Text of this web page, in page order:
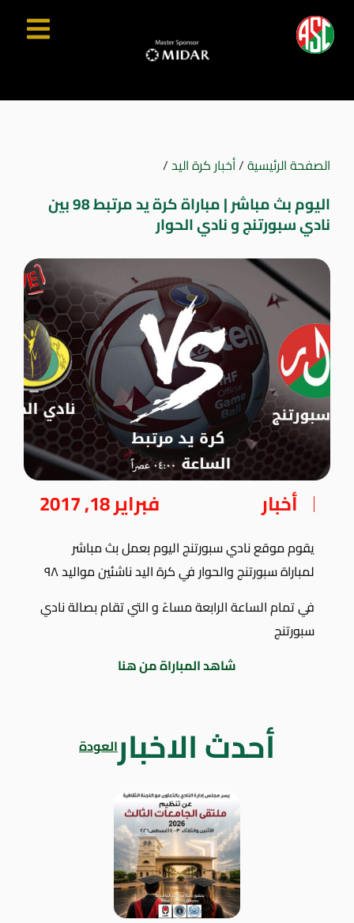
الصفحة الرئيسية/أخبار كرة اليد/
اليوم بث مباشر | مباراة كرة يد مرتبط 98 بين
نادي سبورتنج و نادي الحوار
أخبار فبراير 18, 2017
يقوم موقع نادي سبورتنج اليوم بعمل بث مباشر
لمباراة سبورتنج والحوار في كرة اليد ناشئين مواليد ٩٨
في تمام الساعة الرابعة مساءً و التي تقام بصالة نادي
سبورتنج
شاهد المباراة من هنا
أحدث الاخبارالعودة